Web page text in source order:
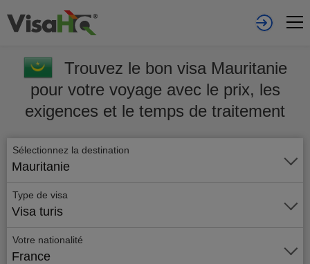
Trouvez le bon visa Mauritanie
pour votre voyage avec le prix, les
exigences et le temps de traitement
Sélectionnez la destination
Mauritanie
Type de visa
Visa turis
Votre nationalité
France